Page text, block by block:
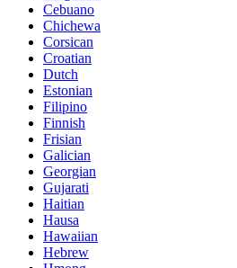
Cebuano
Chichewa
Corsican
Croatian
Dutch
Estonian
Filipino
Finnish
Frisian
Galician
Georgian
Gujarati
Haitian
Hausa
Hawaiian
Hebrew